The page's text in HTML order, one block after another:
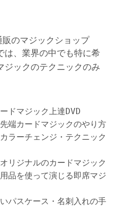
販のマジックショップ
は、業界の中でも特に希
ジックのテクニックのみ
ドマジック上達DVD
端カードマジックのやり方
ラーチェンジ・テクニック
リジナルのカードマジック
品を使って演じる即席マジ
パスケース・名刺入れの手